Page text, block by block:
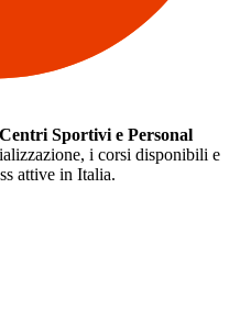
Sportivi e Personal
i corsi disponibili e
attive in Italia.